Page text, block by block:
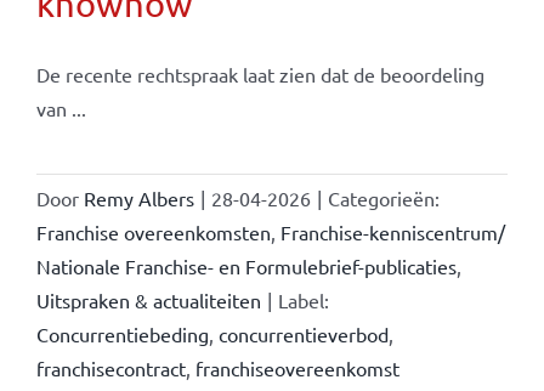
De recente rechtspraak laat zien dat de beoordeling
van ...
Door Remy Albers | 28-04-2026 | Categorieën:
Franchise overeenkomsten Franchise-kenniscentrum/
Nationale Franchise- en Formulebrief-publicaties,
Uitspraken & actualiteiten | Label:
Concurrentiebeding concurrentieverbod,
franchisecontract, franchiseovereenkomst